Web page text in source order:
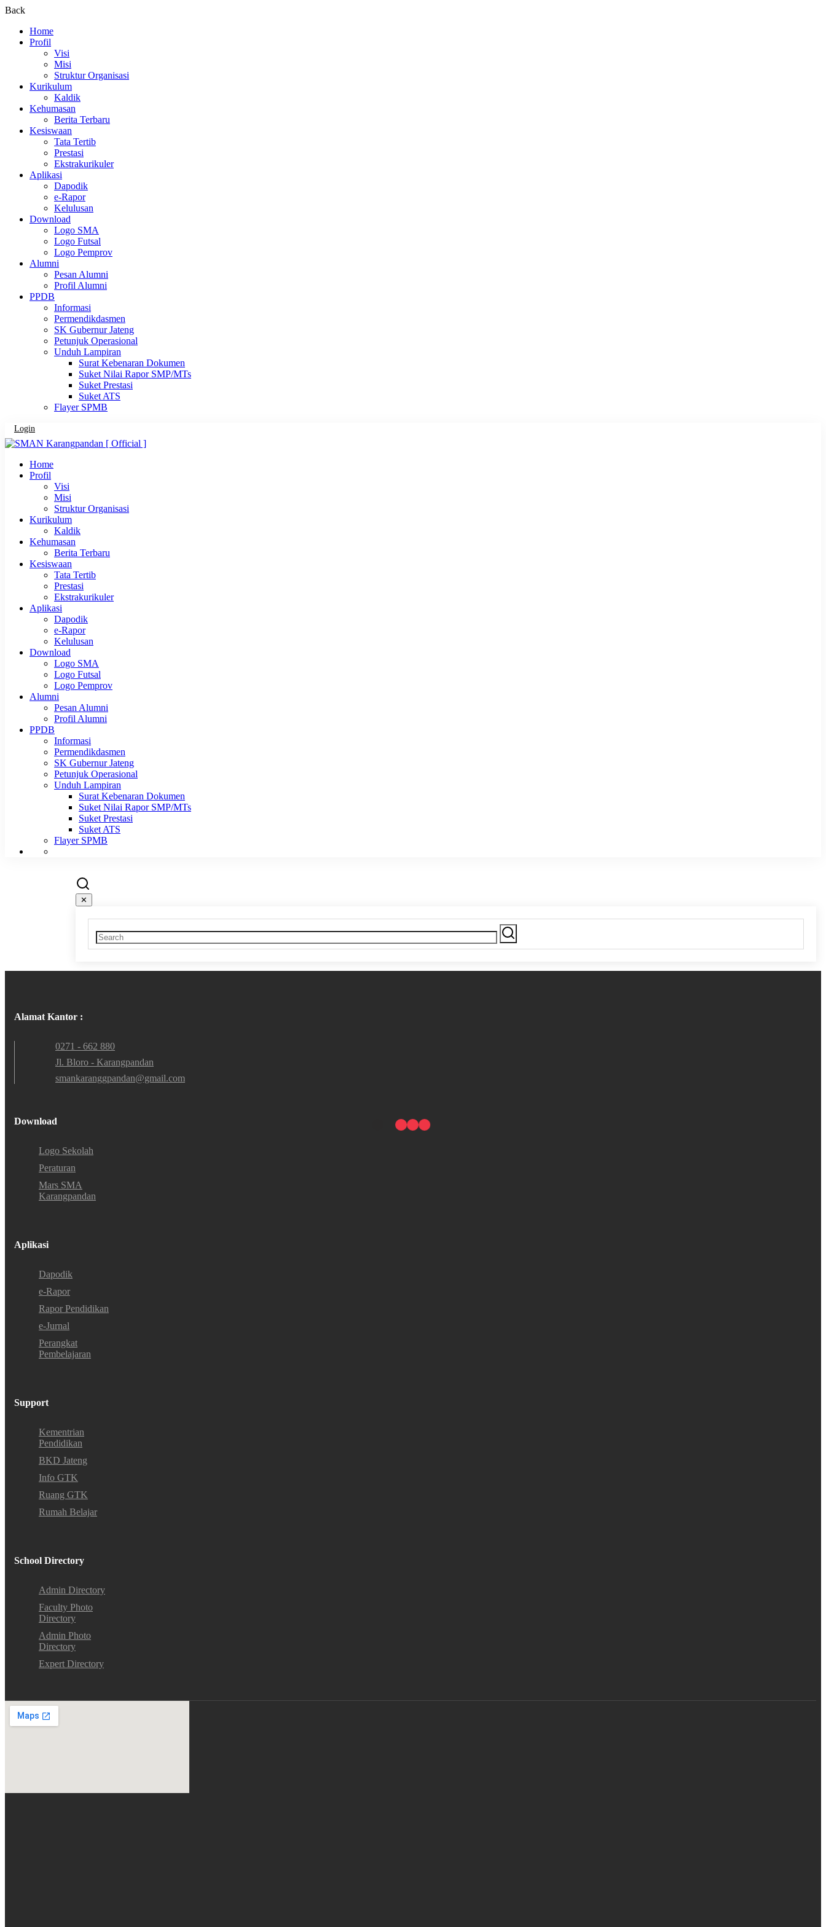
Back
Home
Profil
Visi
Misi
Struktur Organisasi
Kurikulum
Kaldik
Kehumasan
Berita Terbaru
Kesiswaan
Tata Tertib
Prestasi
Ekstrakurikuler
Aplikasi
Dapodik
e-Rapor
Kelulusan
Download
Logo SMA
Logo Futsal
Logo Pemprov
Alumni
Pesan Alumni
Profil Alumni
PPDB
Informasi
Permendikdasmen
SK Gubernur Jateng
Petunjuk Operasional
Unduh Lampiran
Surat Kebenaran Dokumen
Suket Nilai Rapor SMP/MTs
Suket Prestasi
Suket ATS
Flayer SPMB
Login
Home
Profil
Visi
Misi
Struktur Organisasi
Kurikulum
Kaldik
Kehumasan
Berita Terbaru
Kesiswaan
Tata Tertib
Prestasi
Ekstrakurikuler
Aplikasi
Dapodik
e-Rapor
Kelulusan
Download
Logo SMA
Logo Futsal
Logo Pemprov
Alumni
Pesan Alumni
Profil Alumni
PPDB
Informasi
Permendikdasmen
SK Gubernur Jateng
Petunjuk Operasional
Unduh Lampiran
Surat Kebenaran Dokumen
Suket Nilai Rapor SMP/MTs
Suket Prestasi
Suket ATS
Flayer SPMB
✕
Alamat Kantor :
0271 - 662 880
Jl. Bloro - Karangpandan
smankaranggpandan@gmail.com
Download
Logo Sekolah
Peraturan
Mars SMA
Karangpandan
Aplikasi
Dapodik
e-Rapor
Rapor Pendidikan
e-Jurnal
Perangkat
Pembelajaran
Support
Kementrian
Pendidikan
BKD Jateng
Info GTK
Ruang GTK
Rumah Belajar
School Directory
Admin Directory
Faculty Photo
Directory
Admin Photo
Directory
Expert Directory